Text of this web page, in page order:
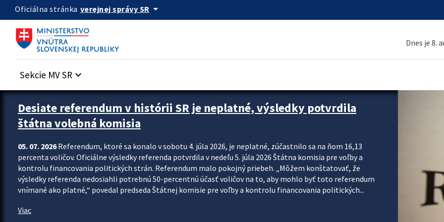
Preskocit na hlavný obsah
Oficiálna stránka verejnej správy SR arrow_drop_down
Dnes je 8.
Sekcie MV SR keyboard_arrow_down
Zastavit automatický posun upútavok
Desiate referendum v histórii SR je neplatné, výsledky potvrdila
štátna volebná komisia
05. 07. 2026Referendum, ktoré sa konalo v sobotu 4. júla 2026, je neplatné, zúčastnilo sa na ňom 16,13
percenta voličov. Oficiálne výsledky referenda potvrdila v nedeľu 5. júla 2026 Štátna komisia pre voľby a
kontrolu financovania politických strán. Referendum malo pokojný priebeh. „Môžem konštatovať, že
výsledky referenda nedosiahli potrebnú 50-percentnú účasť voličov na to, aby mohlo byť toto referendum
vnímané ako platné,“ povedal predseda Štátnej komisie pre voľby a kontrolu financovania politických...
Viac